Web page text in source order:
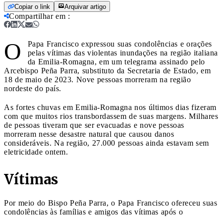
Copiar o link Arquivar artigo
Compartilhar em :
O
Papa Francisco expressou suas condolências e orações
pelas vítimas das violentas inundações na região italiana
da Emilia-Romagna, em um telegrama assinado pelo
Arcebispo Peña Parra, substituto da Secretaria de Estado, em
18 de maio de 2023. Nove pessoas morreram na região
nordeste do país.
As fortes chuvas em Emilia-Romagna nos últimos dias fizeram
com que muitos rios transbordassem de suas margens. Milhares
de pessoas tiveram que ser evacuadas e nove pessoas
morreram nesse desastre natural que causou danos
consideráveis. Na região, 27.000 pessoas ainda estavam sem
eletricidade ontem.
Vítimas
Por meio do Bispo Peña Parra, o Papa Francisco ofereceu suas
condolências às famílias e amigos das vítimas após o